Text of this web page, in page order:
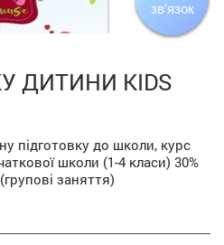
зв'язок
ДИТИНИ KIDS
підготовку до школи, курс
школи (1-4 класи) 30%
заняття)